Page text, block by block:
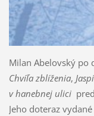
Milan Abelovský po
Chvíľa zblíženia,
v hanebnej ulici
Jeho doteraz